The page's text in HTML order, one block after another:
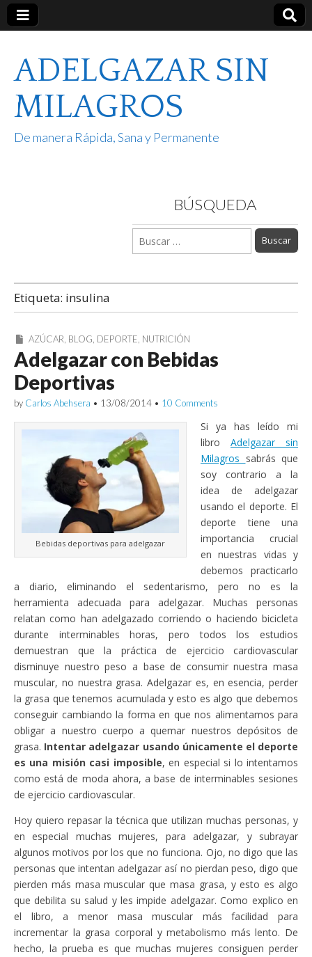
ADELGAZAR SIN
MILAGROS
De manera Rápida, Sana y Permanente
BÚSQUEDA
Buscar:
Etiqueta: insulina
AZÚCAR, BLOG, DEPORTE, NUTRICIÓN
Adelgazar con Bebidas
Deportivas
by Carlos Abehsera • 13/08/2014 • 10 Comments
Bebidas deportivas para adelgazar
Si ya has leído mi
libro Adelgazar sin
Milagros sabrás que
soy contrario a la
idea de adelgazar
usando el deporte. El
deporte tiene una
importancia crucial
en nuestras vidas y
debemos practicarlo
a diario, eliminando el sedentarismo, pero no es la
herramienta adecuada para adelgazar. Muchas personas
relatan como han adelgazado corriendo o haciendo bicicleta
durante interminables horas, pero todos los estudios
demuestran que la práctica de ejercicio cardiovascular
disminuye nuestro peso a base de consumir nuestra masa
muscular, no nuestra grasa. Adelgazar es, en esencia, perder
la grasa que tenemos acumulada y esto es algo que debemos
conseguir cambiando la forma en que nos alimentamos para
obligar a nuestro cuerpo a quemar nuestros depósitos de
grasa. Intentar adelgazar usando únicamente el deporte
es una misión casi imposible, en especial si lo intentamos
como está de moda ahora, a base de interminables sesiones
de ejercicio cardiovascular.
Hoy quiero repasar la técnica que utilizan muchas personas, y
en especial muchas mujeres, para adelgazar, y subrayar
algunos motivos por los que no funciona. Ojo, no digo que las
personas que intentan adelgazar así no pierdan peso, digo que
pierden más masa muscular que masa grasa, y esto es algo
que debilita su salud y les impide adelgazar. Como explico en
el libro, a menor masa muscular más facilidad para
incrementar la grasa corporal y metabolismo más lento. De
hecho, la prueba es que muchas mujeres consiguen perder